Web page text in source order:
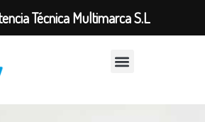
Técnica Multimarca S.L